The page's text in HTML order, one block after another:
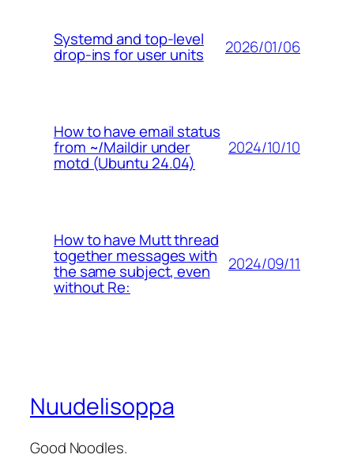
Systemd and top-level
drop-ins for user units 2026/01/06
How to have email status
from ~/Maildir under
motd (Ubuntu 24.04)
2024/10/10
How to have Mutt thread
together messages with
the same subject, even
without Re:
2024/09/11
Nuudelisoppa
Good Noodles.